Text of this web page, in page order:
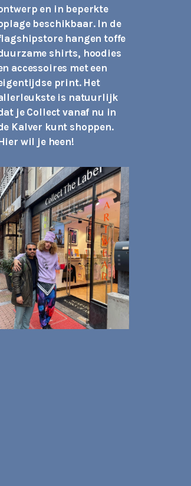
en in beperkte
beschikbaar. In de
hangen toffe
shirts, hoodies
accessoires met een
print. Het
is natuurlijk
je Collect vanaf nu in
Kalver kunt shoppen.
wil je heen!